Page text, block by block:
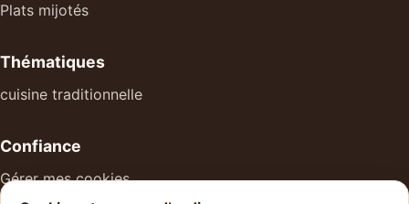
Plats mijotés
Thématiques
cuisine traditionnelle
Confiance
Gérer mes cookies